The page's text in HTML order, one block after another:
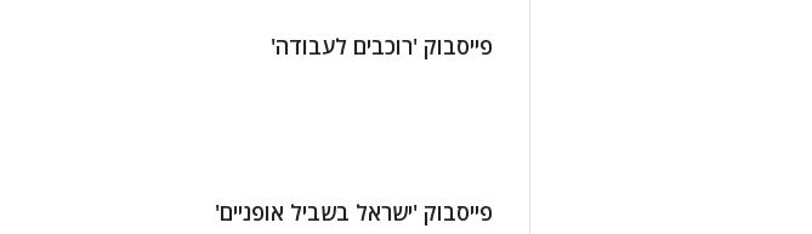
פייסבוק 'רוכבים לעבודה'
פייסבוק 'ישראל בשביל אופניים'